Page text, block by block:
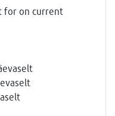
for on current